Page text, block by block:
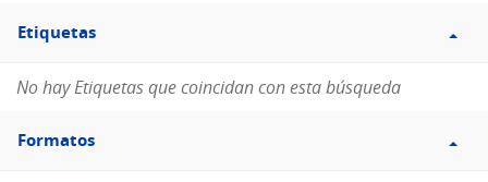
Filtro
Etiquetas
Etiquetas
No hay Etiquetas que coincidan con esta búsqueda
Filtro
Formatos
Formatos